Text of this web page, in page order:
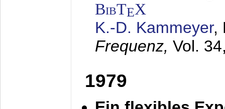
BibTEX
K.-D. Kammeyer,
Frequenz, Vol.
1979